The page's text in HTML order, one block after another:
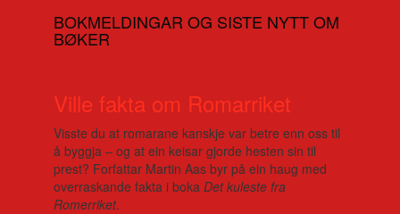
BOKMELDINGAR OG SISTE NYTT OM
BØKER
Ville fakta om Romarriket
Visste du at romarane kanskje var betre enn oss til
å byggja – og at ein keisar gjorde hesten sin til
prest? Forfattar Martin Aas byr på ein haug med
overraskande fakta i boka Det kuleste fra
Romerriket.